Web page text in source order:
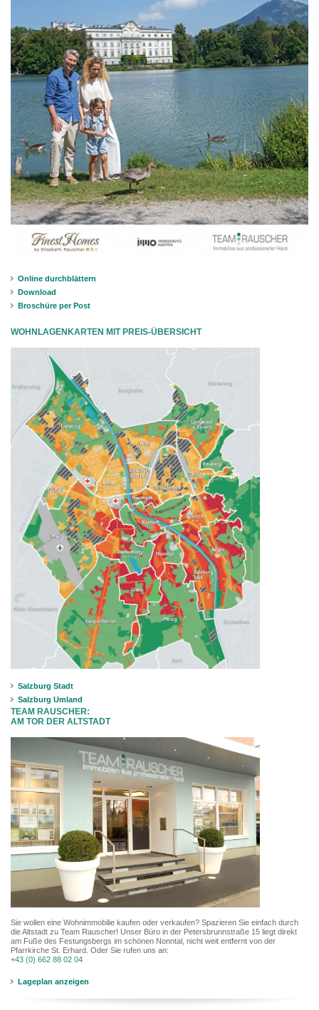
Online durchblättern
Download
Broschüre per Post
WOHNLAGENKARTEN MIT PREIS-ÜBERSICHT
Salzburg Stadt
Salzburg Umland
TEAM RAUSCHER:
AM TOR DER ALTSTADT
Sie wollen eine Wohnimmobilie kaufen oder verkaufen? Spazieren Sie einfach durch
die Altstadt zu Team Rauscher! Unser Büro in der Petersbrunnstraße 15 liegt direkt
am Fuße des Festungsbergs im schönen Nonntal, nicht weit entfernt von der
Pfarrkirche St. Erhard. Oder Sie rufen uns an:
+43 (0) 662 88 02 04
Lageplan anzeigen